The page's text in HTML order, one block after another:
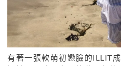
有著一張軟萌初戀臉的ILLIT